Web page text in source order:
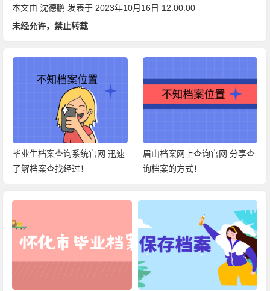
本文由沈德鹏 发表于 2023年10月16日 12:00:00
未经允许，禁止转载
毕业生档案查询系统官网 迅速
了解档案查找经过！
眉山档案网上查询官网 分享查
询档案的方式！